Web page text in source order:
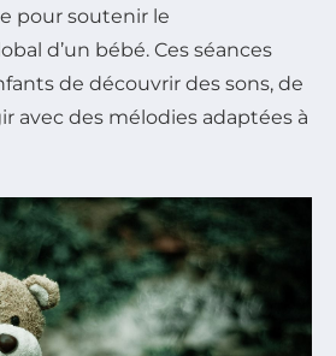
pour soutenir le
d’un bébé. Ces séances
de découvrir des sons, de
avec des mélodies adaptées à